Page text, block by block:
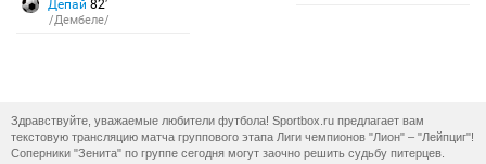
Депай 82′
/Дембеле/
Здравствуйте, уважаемые любители футбола! Sportbox.ru предлагает вам
текстовую трансляцию матча группового этапа Лиги чемпионов "Лион" – "Лейпциг"!
Соперники "Зенита" по группе сегодня могут заочно решить судьбу питерцев.